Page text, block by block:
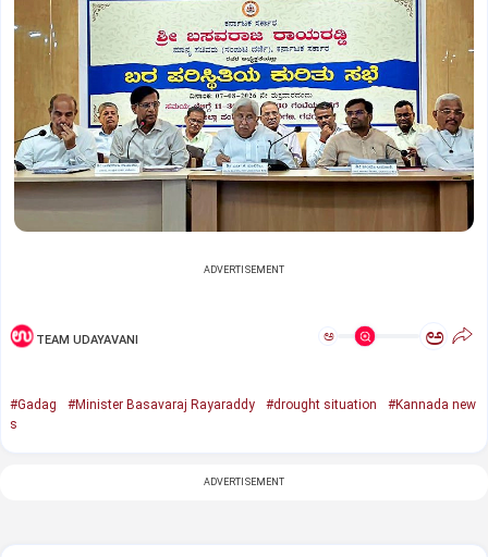
ADVERTISEMENT
TEAM UDAYAVANI ಅ ಅ
#Gadag #Minister Basavaraj Rayaraddy #drought situation
#Kannada new
s
ADVERTISEMENT